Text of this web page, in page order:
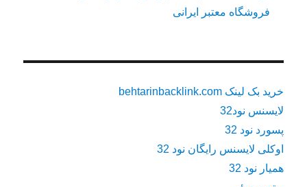
فروشگاه معتبر ایرانی
خرید بک لینک behtarinbacklink.com
لایسنس نود32
پسورد نود 32
اوکلی لایسنس رایگان نود 32
همیار نود 32